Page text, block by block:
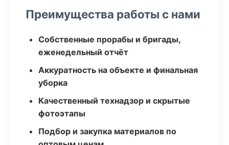
Преимущества работы с нами
Собственные прорабы и бригады,
еженедельный отчёт
Аккуратность на объекте и финальная
уборка
Качественный технадзор и скрытые
фотоэтапы
Подбор и закупка материалов по